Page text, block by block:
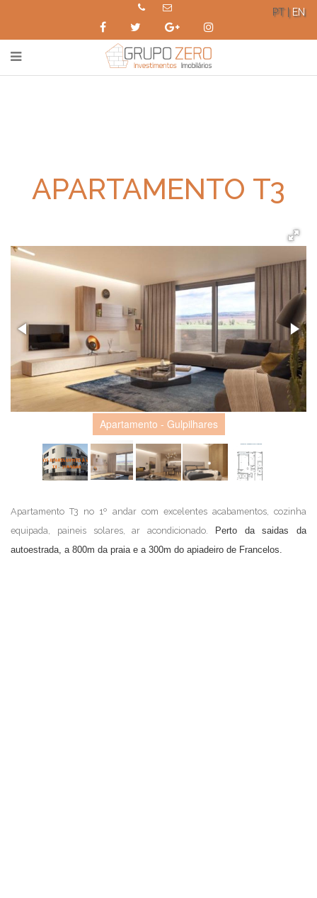
PT | EN
APARTAMENTO T3
Apartamento - Gulpilhares
Apartamento T3 no 1º andar com excelentes acabamentos, cozinha
equipada, paineis solares, ar acondicionado.
Perto da saidas da
autoestrada, a 800m da praia e a 300m do apiadeiro de Francelos.